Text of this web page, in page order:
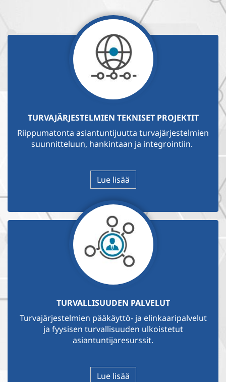
TURVAJÄRJESTELMIEN TEKNISET PROJEKTIT
Riippumatonta asiantuntijuutta turvajärjestelmien
suunnitteluun, hankintaan ja integrointiin.
Lue lisää
TURVALLISUUDEN PALVELUT
Turvajärjestelmien pääkäyttö- ja elinkaaripalvelut
ja fyysisen turvallisuuden ulkoistetut
asiantuntijaresurssit.
Lue lisää